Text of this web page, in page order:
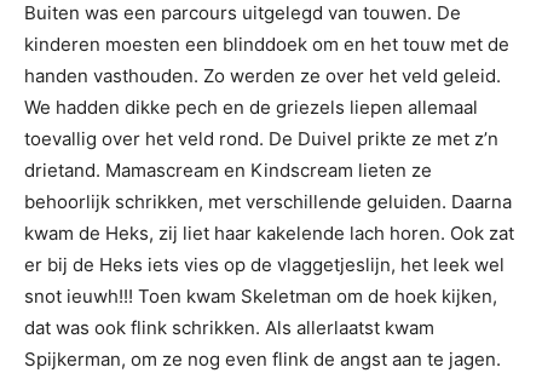
Buiten was een parcours uitgelegd van touwen. De
kinderen moesten een blinddoek om en het touw met de
handen vasthouden. Zo werden ze over het veld geleid.
We hadden dikke pech en de griezels liepen allemaal
toevallig over het veld rond. De Duivel prikte ze met z’n
drietand. Mamascream en Kindscream lieten ze
behoorlijk schrikken, met verschillende geluiden. Daarna
kwam de Heks, zij liet haar kakelende lach horen. Ook zat
er bij de Heks iets vies op de vlaggetjeslijn, het leek wel
snot ieuwh!!! Toen kwam Skeletman om de hoek kijken,
dat was ook flink schrikken. Als allerlaatst kwam
Spijkerman, om ze nog even flink de angst aan te jagen.